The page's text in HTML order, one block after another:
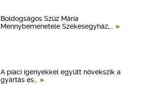
Boldogságos Szűz Mária
Mennybemenetele Székesegyház,…
A piaci igényekkel együtt növekszik a
gyártás és…